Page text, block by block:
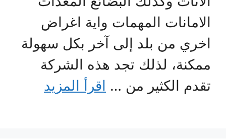
الامانات المهمات واية اغراض
اخري من بلد إلى آخر بكل سهولة
ممكنة، لذلك تجد هذه الشركة
تقدم الكثير من … اقرأ المزيد